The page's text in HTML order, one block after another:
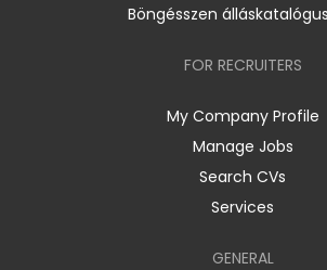
Böngésszen
FOR RECRUITERS
My Company Profile
Manage Jobs
Search CVs
Services
GENERAL